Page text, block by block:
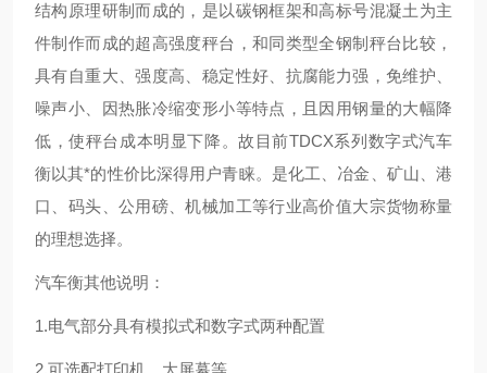
结构原理研制而成的，是以碳钢框架和高标号混凝土为主
件制作而成的超高强度秤台，和同类型全钢制秤台比较，
具有自重大、强度高、稳定性好、抗腐能力强，免维护、
噪声小、因热胀冷缩变形小等特点，且因用钢量的大幅降
低，使秤台成本明显下降。故目前TDCX系列数字式汽车
衡以其*的性价比深得用户青睐。是化工、冶金、矿山、港
口、码头、公用磅、机械加工等行业高价值大宗货物称量
的理想选择。
汽车衡其他说明：
1.电气部分具有模拟式和数字式两种配置
2.可选配打印机、大屏幕等